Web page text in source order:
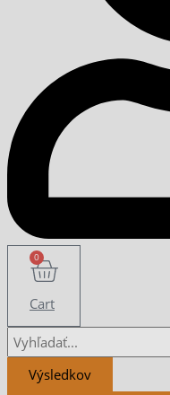
0
Cart
Výsledkov